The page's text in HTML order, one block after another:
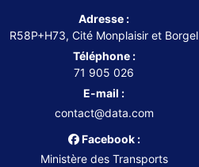
Adresse :
R58P+H73, Cité Monplaisir et Borgel
Téléphone :
71 905 026
E-mail :
contact@data.com
Facebook :
Ministère des Transports